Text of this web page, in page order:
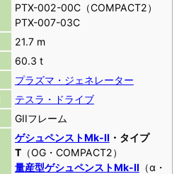
PTX-002-00C（COMPACT2）
PTX-007-03C
21.7 m
60.3 t
プラズマ・ジェネレーター
テスラ・ドライブ
GIIフレーム
ゲシュペンストMk-II ・タイプ
T（OG・COMPACT2）
量産型ゲシュペンストMk-II （α・